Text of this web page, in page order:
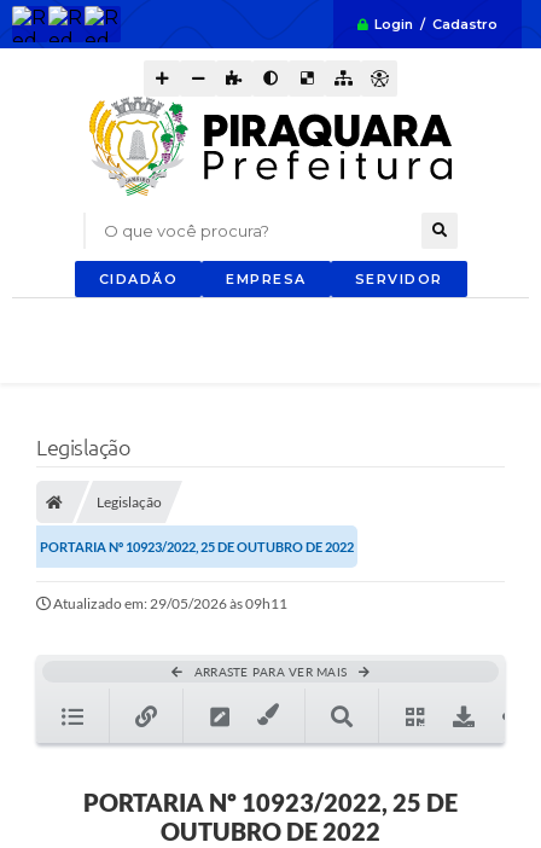
Login / Cadastro
O que você procura?
CIDADÃO EMPRESA SERVIDOR
Legislação
Legislação
PORTARIA Nº 10923/2022, 25 DE OUTUBRO DE 2022
Atualizado em: 29/05/2026 às 09h11
ARRASTE PARA VER MAIS
PORTARIA Nº 10923/2022, 25 DE
OUTUBRO DE 2022